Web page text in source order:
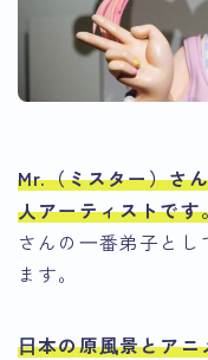
Mr.（ミスター）さ
人アーティストです
さんの⼀番弟子と
ます。
⽇本の原⾵景とア